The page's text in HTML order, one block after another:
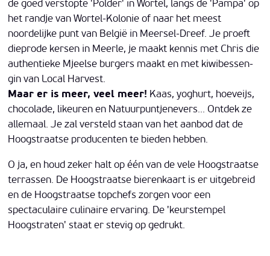
de goed verstopte 'Polder' in Wortel, langs de 'Pampa' op
het randje van Wortel-Kolonie of naar het meest
noordelijke punt van België in Meersel-Dreef. Je proeft
dieprode kersen in Meerle, je maakt kennis met Chris die
authentieke Mjeelse burgers maakt en met kiwibessen-
gin van Local Harvest.
Maar er is meer, veel meer! Kaas, yoghurt, hoeveijs,
chocolade, likeuren en Natuurpuntjenevers... Ontdek ze
allemaal. Je zal versteld staan van het aanbod dat de
Hoogstraatse producenten te bieden hebben.
O ja, en houd zeker halt op één van de vele Hoogstraatse
terrassen. De Hoogstraatse bierenkaart is er uitgebreid
en de Hoogstraatse topchefs zorgen voor een
spectaculaire culinaire ervaring. De 'keurstempel
Hoogstraten' staat er stevig op gedrukt.